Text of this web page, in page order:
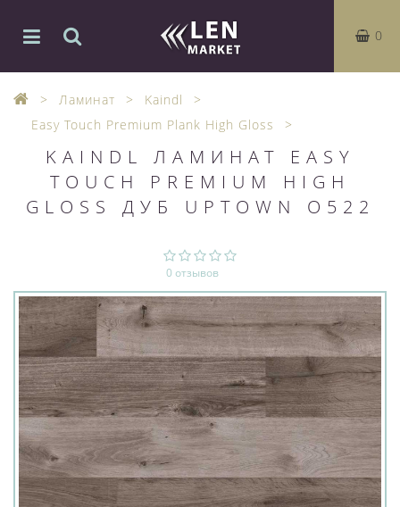
0
Ламинат
Kaindl
Easy Touch Premium Plank High Gloss
KAINDL ЛАМИНАТ EASY
TOUCH PREMIUM HIGH
GLOSS ДУБ UPTOWN O522
0 отзывов